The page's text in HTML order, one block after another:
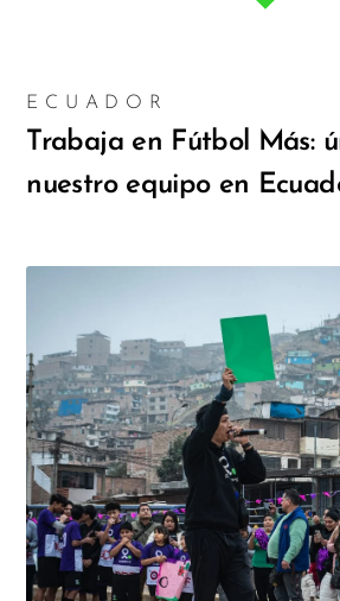
ECUADOR
Trabaja en Fútbol Más:
nuestro equipo en